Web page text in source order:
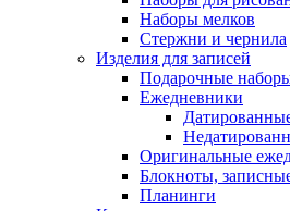
Наборы мелков
Стержни и чернила
Изделия для записей
Подарочные
Ежедневники
Оригинальные
Блокноты,
Планинги